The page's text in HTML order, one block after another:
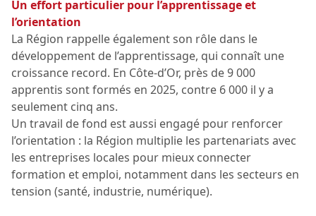
Un effort particulier pour l’apprentissage et
l’orientation
La Région rappelle également son rôle dans le
développement de l’apprentissage, qui connaît une
croissance record. En Côte-d’Or, près de 9 000
apprentis sont formés en 2025, contre 6 000 il y a
seulement cinq ans.
Un travail de fond est aussi engagé pour renforcer
l’orientation : la Région multiplie les partenariats avec
les entreprises locales pour mieux connecter
formation et emploi, notamment dans les secteurs en
tension (santé, industrie, numérique).